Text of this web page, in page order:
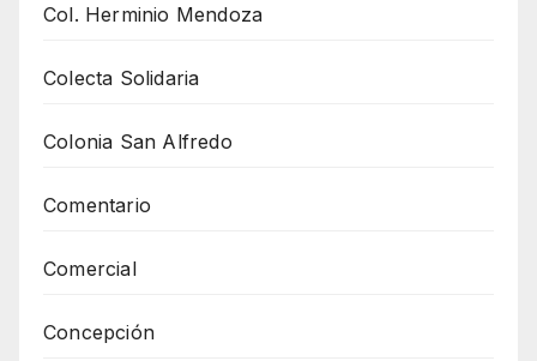
Col. Herminio Mendoza
Colecta Solidaria
Colonia San Alfredo
Comentario
Comercial
Concepción